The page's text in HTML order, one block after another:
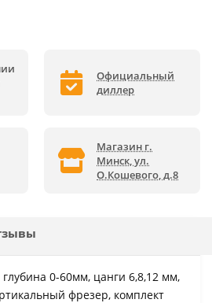
Официальный
диллер
Магазин г.
Минск, ул.
О.Кошевого, д.8
0-60мм, цанги 6,8,12 мм,
фрезер, комплект